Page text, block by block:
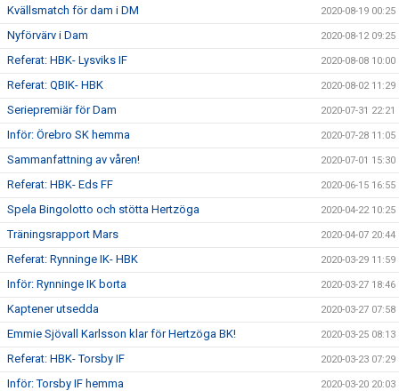
Kvällsmatch för dam i DM 2020-08-19 00:25
Nyförvärv i Dam 2020-08-12 09:25
Referat: HBK- Lysviks IF 2020-08-08 10:00
Referat: QBIK- HBK 2020-08-02 11:29
Seriepremiär för Dam 2020-07-31 22:21
Inför: Örebro SK hemma 2020-07-28 11:05
Sammanfattning av våren! 2020-07-01 15:30
Referat: HBK- Eds FF 2020-06-15 16:55
Spela Bingolotto och stötta Hertzöga 2020-04-22 10:25
Träningsrapport Mars 2020-04-07 20:44
Referat: Rynninge IK- HBK 2020-03-29 11:59
Inför: Rynninge IK borta 2020-03-27 18:46
Kaptener utsedda 2020-03-27 07:58
Emmie Sjövall Karlsson klar för Hertzöga BK! 2020-03-25 08:13
Referat: HBK- Torsby IF 2020-03-23 07:29
Inför: Torsby IF hemma 2020-03-20 20:03